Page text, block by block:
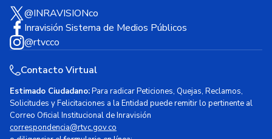
@INRAVISIONco
Inravisión Sistema de Medios Públicos
@rtvcco
Contacto Virtual
Estimado Ciudadano:Para radicar Peticiones, Quejas, Reclamos,
Solicitudes y Felicitaciones a la Entidad puede remitir lo pertinente al
Correo Oficial Institucional de Inravisión
correspondencia@rtvc.gov.co